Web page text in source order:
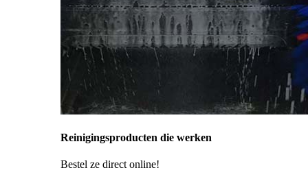
Reinigingsproducten die werken
Bestel ze direct online!